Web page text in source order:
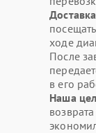
ходе
После
в его
Наша